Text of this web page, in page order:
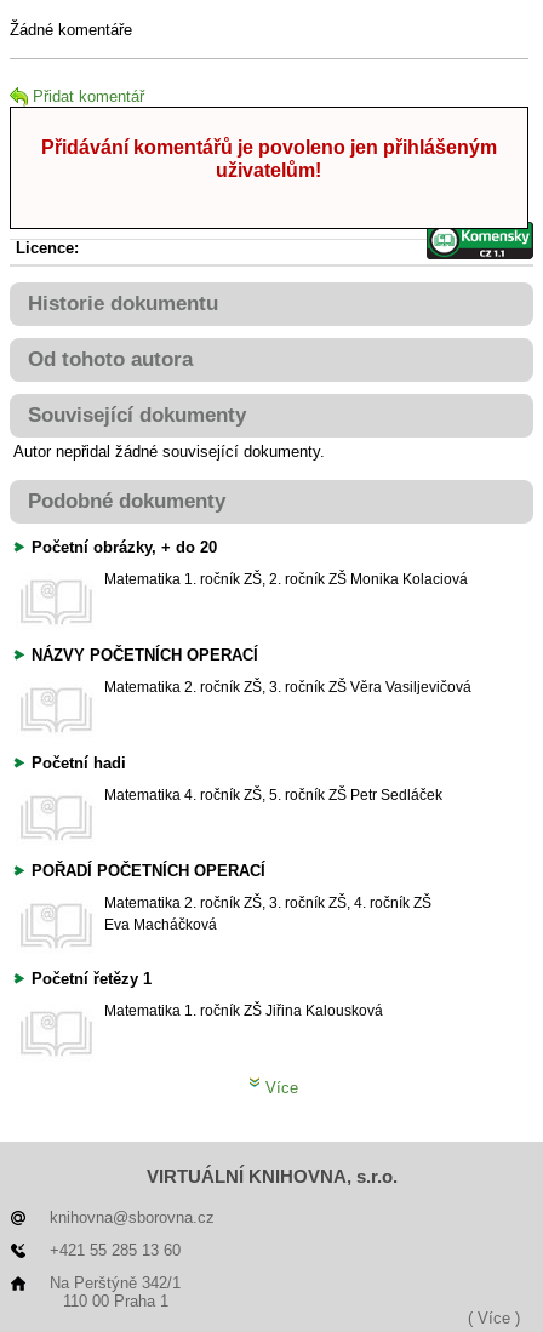
Žádné komentáře
Přidat komentář
Přidávání komentářů je povoleno jen přihlášeným
uživatelům!
Licence:
Historie dokumentu
Od tohoto autora
Související dokumenty
Autor nepřidal žádné související dokumenty.
Podobné dokumenty
Početní obrázky, + do 20
Matematika 1. ročník ZŠ, 2. ročník ZŠ Monika Kolaciová
NÁZVY POČETNÍCH OPERACÍ
Matematika 2. ročník ZŠ, 3. ročník ZŠ Věra Vasiljevičová
Početní hadi
Matematika 4. ročník ZŠ, 5. ročník ZŠ Petr Sedláček
POŘADÍ POČETNÍCH OPERACÍ
Matematika 2. ročník ZŠ, 3. ročník ZŠ, 4. ročník ZŠ
Eva Macháčková
Početní řetězy 1
Matematika 1. ročník ZŠ Jiřina Kalousková
Více
VIRTUÁLNÍ KNIHOVNA, s.r.o.
knihovna@sborovna.cz
+421 55 285 13 60
Na Perštýně 342/1
110 00 Praha 1
( Více )